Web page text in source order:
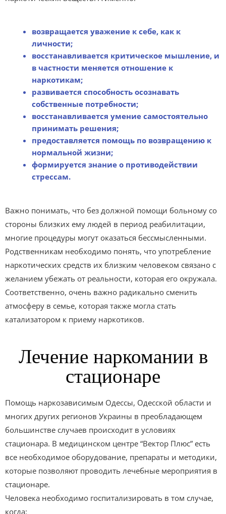
возвращается уважение к себе, как к
личности;
восстанавливается критическое мышление, и
в частности меняется отношение к
наркотикам;
развивается способность осознавать
собственные потребности;
восстанавливается умение самостоятельно
принимать решения;
предоставляется помощь по возвращению к
нормальной жизни;
формируется знание о противодействии
стрессам.
Важно понимать, что без должной помощи больному со
стороны близких ему людей в период реабилитации,
многие процедуры могут оказаться бессмысленными.
Родственникам необходимо понять, что употребление
наркотических средств их близким человеком связано с
желанием убежать от реальности, которая его окружала.
Соответственно, очень важно радикально сменить
атмосферу в семье, которая также могла стать
катализатором к приему наркотиков.
Лечение наркомании в
стационаре
Помощь наркозависимым Одессы, Одесской области и
многих других регионов Украины в преобладающем
большинстве случаев происходит в условиях
стационара. В медицинском центре “Вектор Плюс” есть
все необходимое оборудование, препараты и методики,
которые позволяют проводить лечебные мероприятия в
стационаре.
Человека необходимо госпитализировать в том случае,
когда: